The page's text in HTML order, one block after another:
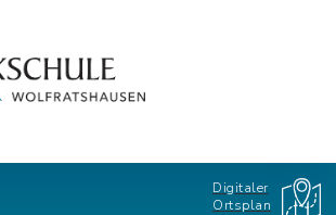
Digitaler
Ortsplan